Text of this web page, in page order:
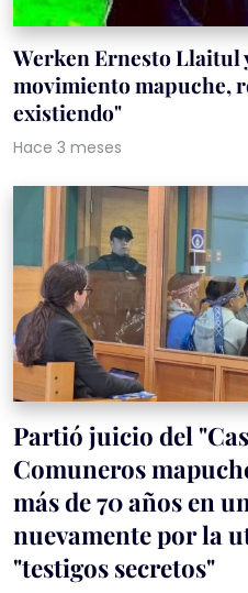
Werken Ernesto Llaitul
movimiento mapuche,
existiendo"
Hace 3 meses
Partió juicio del
Comuneros
más de 70 años en
nuevamente por la
"testigos secretos"